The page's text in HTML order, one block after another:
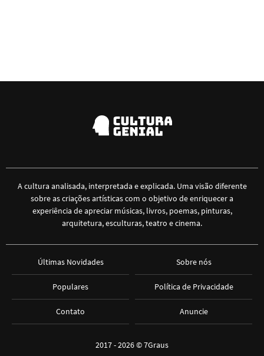
A cultura analisada, interpretada e explicada. Uma visão diferente
sobre as criações artísticas com o objetivo de enriquecer a
experiência de apreciar músicas, livros, poemas, pinturas,
arquitetura, esculturas, teatro e cinema.
Últimas Novidades
Populares
Contato
Sobre nós
Política de Privacidade
Anuncie
2017 - 2026 ©7Graus